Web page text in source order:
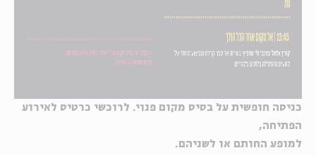
כניסה חופשית על בסיס מקום פנוי. לרוכשי כרטיס לאירוע
הפתיחה,
למופע החותם או לשניהם.